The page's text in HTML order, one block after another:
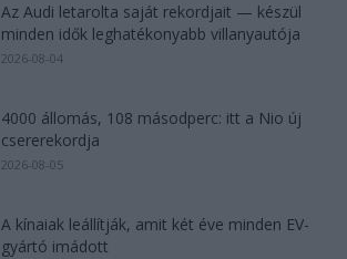
Az Audi letarolta saját rekordjait — készül
minden idők leghatékonyabb villanyautója
2026-08-04
4000 állomás, 108 másodperc: itt a Nio új
csererekordja
2026-08-05
A kínaiak leállítják, amit két éve minden EV-
gyártó imádott